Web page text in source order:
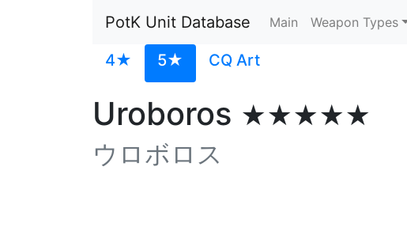
PotK Unit Database Main Weapon Types
4★ 5★ CQ Art
Uroboros ★★★★★
ウロボロス